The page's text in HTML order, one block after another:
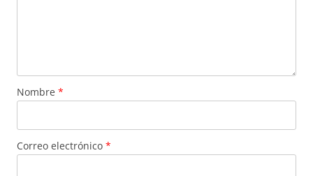
Nombre *
Correo electrónico *